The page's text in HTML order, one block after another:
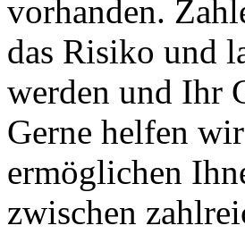
vorhanden.
das Risiko und
werden und Ihr
Gerne helfen
ermöglichen
zwischen